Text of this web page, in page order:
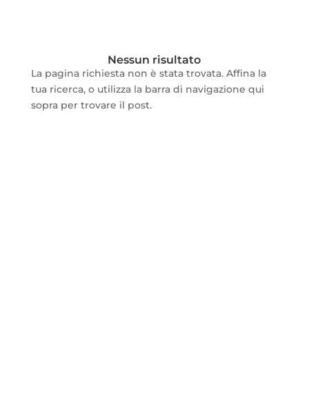
Nessun risultato
La pagina richiesta non è stata trovata. Affina la
tua ricerca, o utilizza la barra di navigazione qui
sopra per trovare il post.